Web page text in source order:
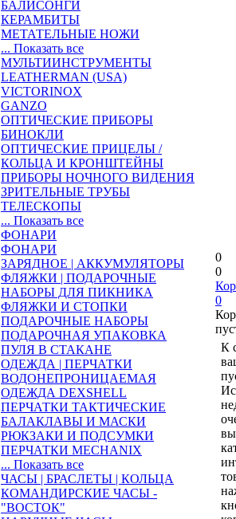
БАЛИСОНГИ
КЕРАМБИТЫ
МЕТАТЕЛЬНЫЕ НОЖИ
... Показать все
МУЛЬТИИНСТРУМЕНТЫ
LEATHERMAN (USA)
VICTORINOX
GANZO
ОПТИЧЕСКИЕ ПРИБОРЫ
БИНОКЛИ
ОПТИЧЕСКИЕ ПРИЦЕЛЫ /
КОЛЬЦА И КРОНШТЕЙНЫ
ПРИБОРЫ НОЧНОГО ВИДЕНИЯ
ЗРИТЕЛЬНЫЕ ТРУБЫ
ТЕЛЕСКОПЫ
... Показать все
ФОНАРИ
ФОНАРИ
ЗАРЯДНОЕ | АККУМУЛЯТОРЫ
ФЛЯЖКИ | ПОДАРОЧНЫЕ
НАБОРЫ ДЛЯ ПИКНИКА
ФЛЯЖКИ И СТОПКИ
ПОДАРОЧНЫЕ НАБОРЫ
ПОДАРОЧНАЯ УПАКОВКА
ПУЛЯ В СТАКАНЕ
ОДЕЖДА | ПЕРЧАТКИ
ВОДОНЕПРОНИЦАЕМАЯ
ОДЕЖДА DEXSHELL
ПЕРЧАТКИ ТАКТИЧЕСКИЕ
БАЛАКЛАВЫ И МАСКИ
РЮКЗАКИ И ПОДСУМКИ
ПЕРЧАТКИ MECHANIX
... Показать все
ЧАСЫ | БРАСЛЕТЫ | КОЛЬЦА
КОМАНДИРСКИЕ ЧАСЫ -
"ВОСТОК"
0
0
0
К